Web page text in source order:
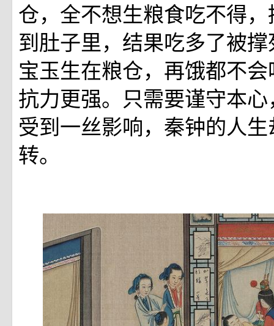
仓，全不想生粮食吃不得
到肚子里，结果吃多了被
宝玉生在粮仓，再饿都不
抗力更强。只需要谨守本
受到一丝影响，秦钟的人
转。